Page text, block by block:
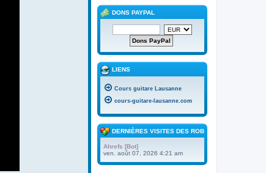
DONS PAYPAL
LIENS
Cours guitare Lausanne
cours-guitare-lausanne.com
DERNIÈRES VISITES DES ROBOTS
Ahrefs [Bot]
ven. août 07, 2026 4:21 am